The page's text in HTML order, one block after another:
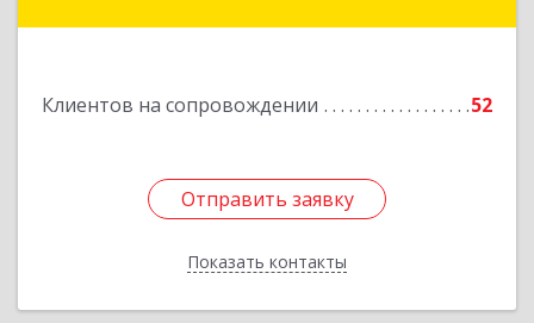
Клиентов на сопровождении 52
Отправить заявку
Показать контакты
Отправить заявку
Назад